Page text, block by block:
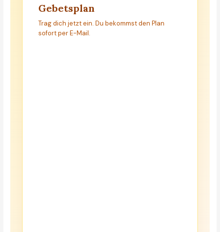
Gebetsplan
Trag dich jetzt ein. Du bekommst den Plan
sofort per E-Mail.